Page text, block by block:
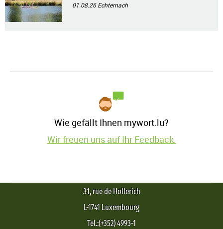
01.08.26Echternach
Wie gefällt Ihnen mywort.lu?
Wir freuen uns auf Ihr Feedback.
31, rue de Hollerich
L-1741 Luxembourg
Tel.:(+352) 4993-1